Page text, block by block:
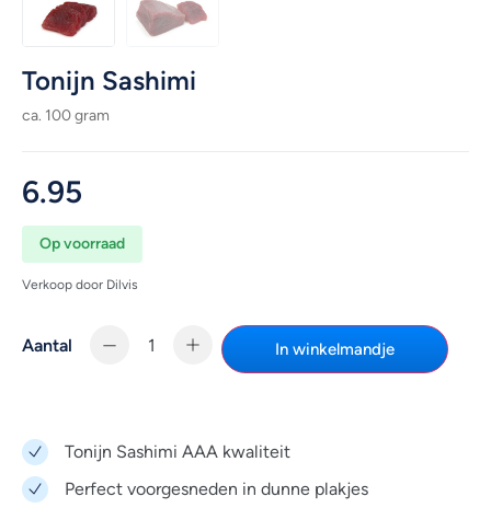
Tonijn Sashimi
ca. 100 gram
6.95
Op voorraad
Verkoop door Dilvis
Aantal In winkelmandje
Tonijn Sashimi AAA kwaliteit
Perfect voorgesneden in dunne plakjes